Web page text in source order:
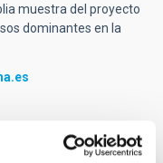
muestra del proyecto
dominantes en la
922 605 377 y